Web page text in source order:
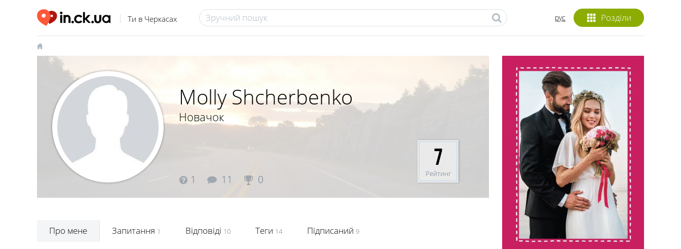
Ти в Черкасах Розділи
рус
Molly Shcherbenko
Новачок
1 11 0
7
Рейтинг
Про мене Запитання 1 Відповіді 10 Теги 14 Підписаний 9